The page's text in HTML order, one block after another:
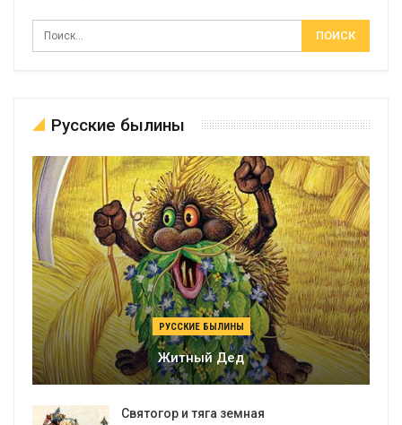
Русские былины
РУССКИЕ БЫЛИНЫ
Житный Дед
Святогор и тяга земная